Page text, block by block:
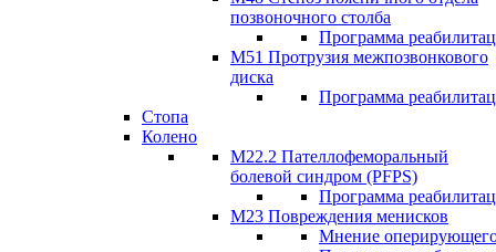
позвоночного столба
Программа
М51 Протрузия межпозвонкового
диска
Программа
Стопа
Колено
М22.2 Пателлофеморальный
болевой синдром (PFPS)
Программа
М23 Повреждения менисков
Мнение